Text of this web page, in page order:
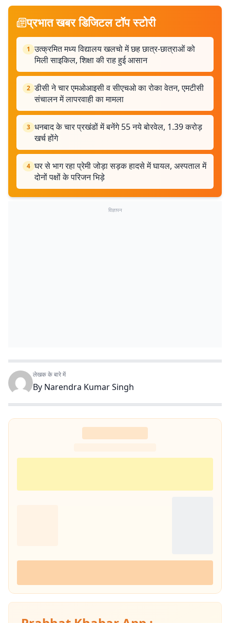
प्रभात खबर डिजिटल टॉप स्टोरी
1 उत्क्रमित मध्य विद्यालय खलचो में छह छात्र-छात्राओं को
मिली साइकिल, शिक्षा की राह हुई आसान
2 डीसी ने चार एमओआइसी व सीएचओ का रोका वेतन, एमटीसी
संचालन में लापरवाही का मामला
3 धनबाद के चार प्रखंडों में बनेंगे 55 नये बोरवेल, 1.39 करोड़
खर्च होंगे
4 घर से भाग रहा प्रेमी जोड़ा सड़क हादसे में घायल, अस्पताल में
दोनों पक्षों के परिजन भिड़े
विज्ञापन
लेखक के बारे में
By Narendra Kumar Singh